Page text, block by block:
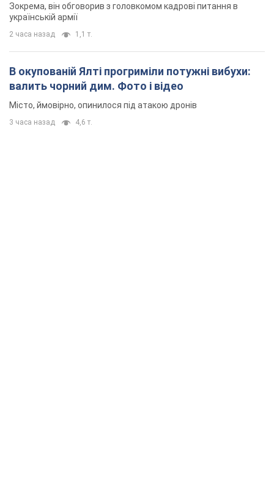
Зокрема, він обговорив з головкомом кадрові питання в
українській армії
2 часа назад 1,1 т.
В окупованій Ялті прогриміли потужні вибухи:
валить чорний дим. Фото і відео
Місто, ймовірно, опинилося під атакою дронів
3 часа назад 4,6 т.